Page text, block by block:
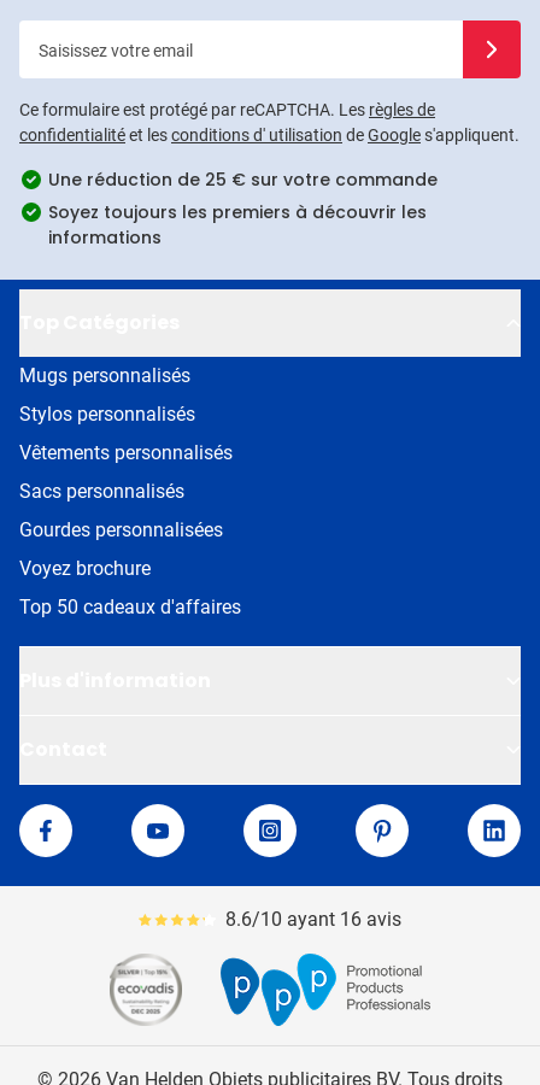
Ce formulaire est protégé par reCAPTCHA. Les règles de
confidentialitéet lesconditions d' utilisation deGoogles'appliquent.
Une réduction de 25 € sur votre commande
Soyez toujours les premiers à découvrir les
informations
Mugs personnalisés
Stylos personnalisés
Vêtements personnalisés
Sacs personnalisés
Gourdes personnalisées
Voyez brochure
Top 50 cadeaux d'affaires
Van Helden
Facebook
YouTube Instagram Pinterest
Le pourcentage moyen d'avis est de 86
8.6/10 ayant 16 avis
© 2026 Van Helden Objets publicitaires BV. Tous droits